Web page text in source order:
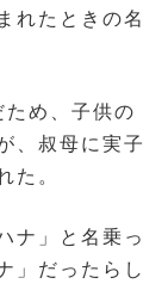
れたときの名
め、子供の
、叔母に実子
た。
ナ」と名乗っ
」だったらし